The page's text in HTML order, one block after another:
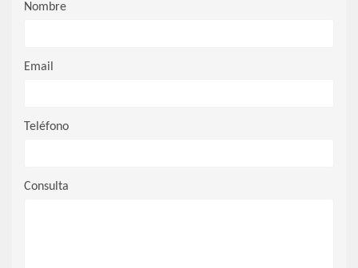
Nombre
Email
Teléfono
Consulta